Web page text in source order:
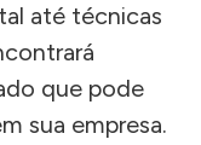
até técnicas
que pode
sua empresa.